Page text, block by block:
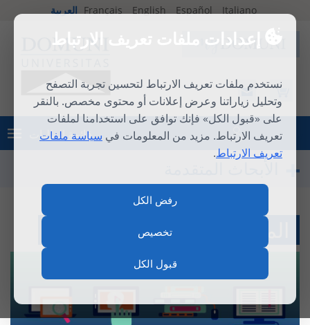
إعدادات ملفات تعريف الارتباط
نستخدم ملفات تعريف الارتباط لتحسين تجربة التصفح
وتحليل زياراتنا وعرض إعلانات أو محتوى مخصص. بالنقر
على «قبول الكل» فإنك توافق على استخدامنا لملفات
تعريف الارتباط. مزيد من المعلومات في سياسة ملفات
تعريف الارتباط.
رفض الكل
تخصيص
قبول الكل
Français English Español Italiano العربية
قائمة الطلبات تسجيل الدخول
المصادر البحثية على الانترنت